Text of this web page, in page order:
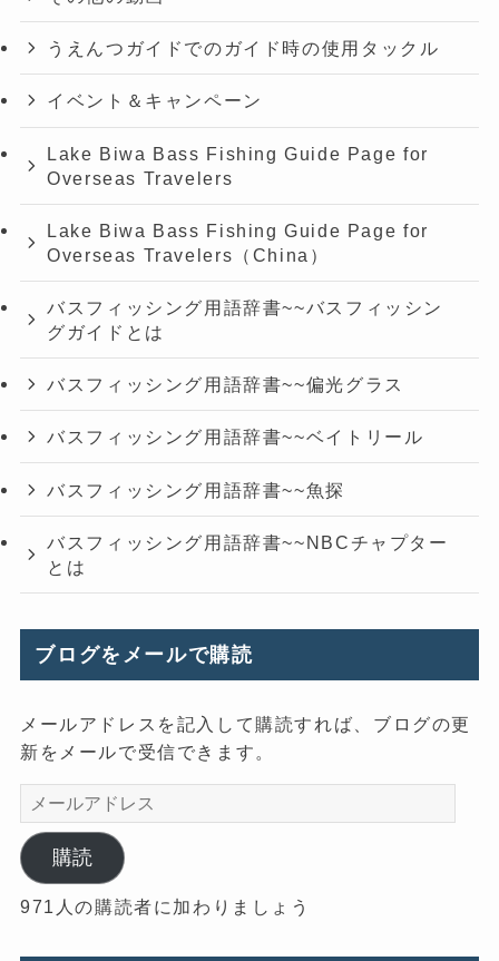
うえんつガイドでのガイド時の使用タックル
イベント＆キャンペーン
Lake Biwa Bass Fishing Guide Page for
Overseas Travelers
Lake Biwa Bass Fishing Guide Page for
Overseas Travelers（China）
バスフィッシング用語辞書~~バスフィッシン
グガイドとは
バスフィッシング用語辞書~~偏光グラス
バスフィッシング用語辞書~~ベイトリール
バスフィッシング用語辞書~~魚探
バスフィッシング用語辞書~~NBCチャプター
とは
ブログをメールで購読
メールアドレスを記入して購読すれば、ブログの更
新をメールで受信できます。
メ
ー
ル
ア
ド
購読
971人の購読者に加わりましょう